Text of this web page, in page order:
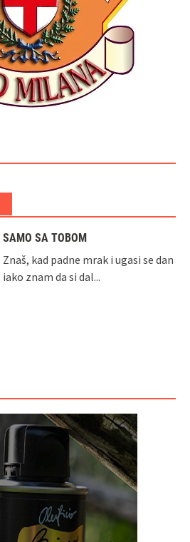
SAMO SA TOBOM
Znaš, kad padne mrak i ugasi se dan
iako znam da si dal...